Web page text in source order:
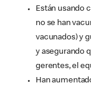
Están usando
no se han
vacunados) y
y asegurando
gerentes, el
Han